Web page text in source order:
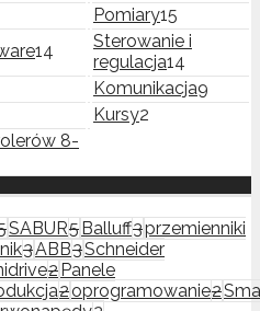
Pomiary15
14
Sterowanie i
regulacja14
Komunikacja9
Kursy2
8-
SABUR5Balluff3przemienniki
3ABB3Schneider
2Panele
2oprogramowanie2